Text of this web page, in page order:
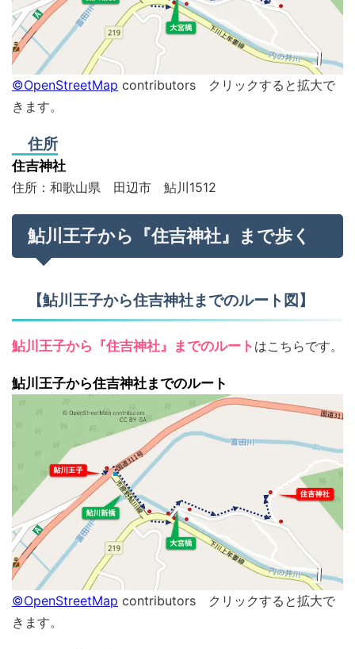
©OpenStreetMap contributors クリックすると拡大で
きます。
住所
住吉神社
住所：和歌山県 田辺市 鮎川1512
鮎川王子から『住吉神社』まで歩く
【鮎川王子から住吉神社までのルート図】
鮎川王子から『住吉神社』までのルート はこちらです。
鮎川王子から住吉神社までのルート
©OpenStreetMap contributors クリックすると拡大で
きます。